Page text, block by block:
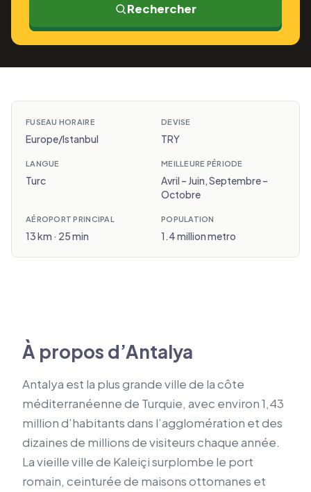
Rechercher
FUSEAU HORAIRE
Europe/Istanbul
DEVISE
TRY
LANGUE
Turc
MEILLEURE PÉRIODE
Avril – Juin, Septembre –
Octobre
AÉROPORT PRINCIPAL
13 km · 25 min
POPULATION
1.4 million metro
À propos d’Antalya
Antalya est la plus grande ville de la côte
méditerranéenne de Turquie, avec environ 1,43
million d’habitants dans l’agglomération et des
dizaines de millions de visiteurs chaque année.
La vieille ville de Kaleiçi surplombe le port
romain, ceinturée de maisons ottomanes et